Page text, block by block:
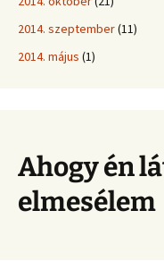
2014. szeptember(11)
2014. május (1)
Ahogy én
elmesélem